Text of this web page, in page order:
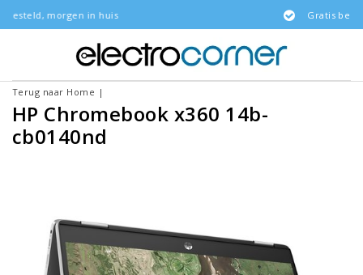
huis Gratis bezorgd
Terug naar Home |
HP Chromebook x360 14b-
cb0140nd